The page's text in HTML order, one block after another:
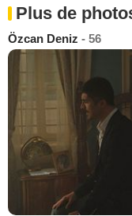
Plus de
Özcan Deniz - 56